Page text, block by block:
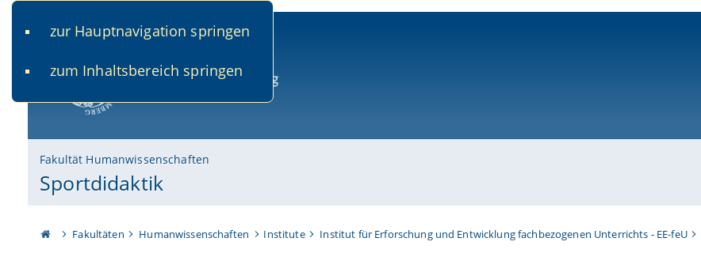
zur Hauptnavigation springen
zum Inhaltsbereich springen
Fakultät Humanwissenschaften
Sportdidaktik
Fakultäten Humanwissenschaften Institute Institut für Erforschung und Entwicklung fachbezogenen Unterrichts - EE-feU